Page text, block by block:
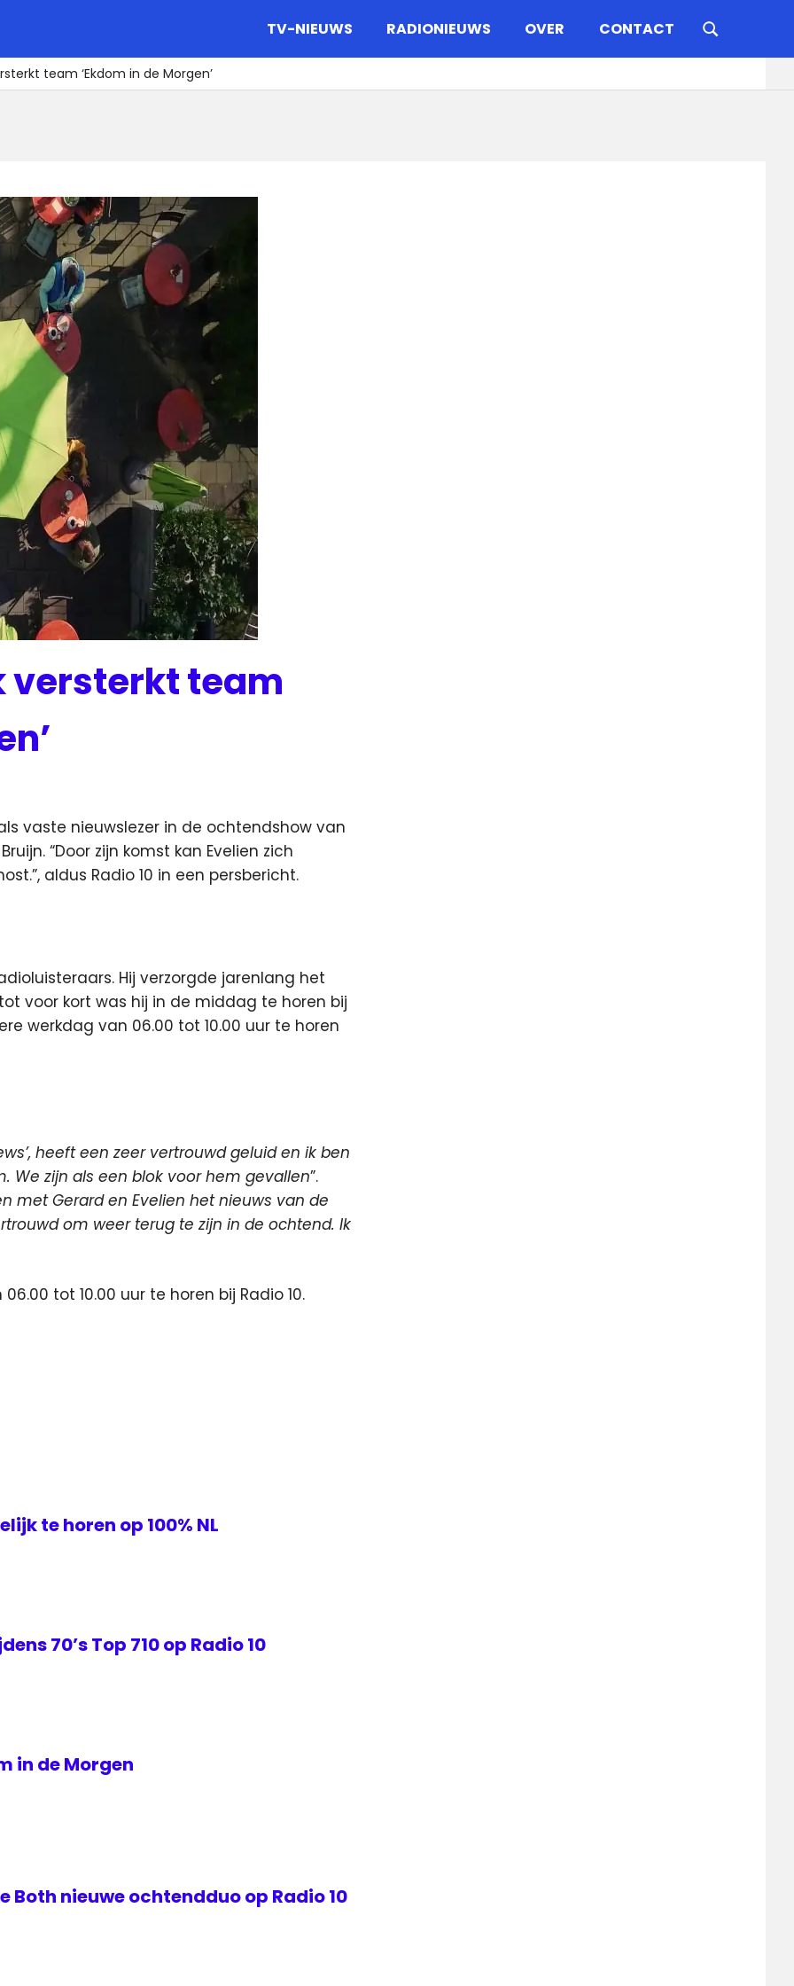
TV-NIEUWS RADIONIEUWS OVER CONTACT
team ‘Ekdom in de Morgen’
versterkt team
vaste nieuwslezer in de ochtendshow van
“Door zijn komst kan Evelien zich
aldus Radio 10 in een persbericht.
Hij verzorgde jarenlang het
tot voor kort was hij in de middag te horen bij
werkdag van 06.00 tot 10.00 uur te horen
heeft een zeer vertrouwd geluid en ik ben
We zijn als een blok voor hem gevallen”.
met Gerard en Evelien het nieuws van de
om weer terug te zijn in de ochtend. Ik
tot 10.00 uur te horen bij Radio 10.
te horen op 100% NL
70’s Top 710 op Radio 10
in de Morgen
Both nieuwe ochtendduo op Radio 10